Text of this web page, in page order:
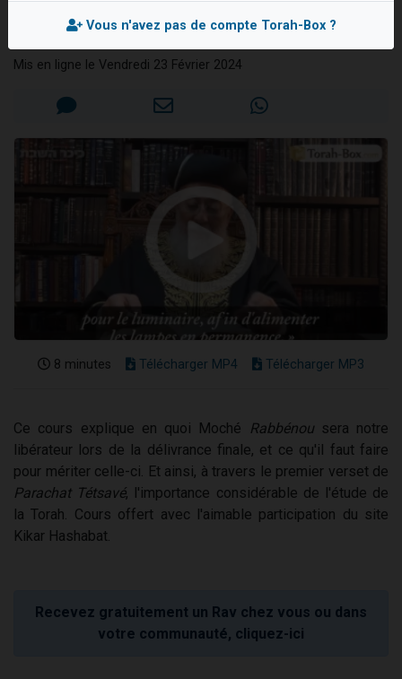
Il reste 49 places pour étudier en groupe sur Zoom
12 nouvelles musiques dans Torah-Box Music
Rav Chlomo AMAR
Mis en ligne le Vendredi 23 Février 2024
8 minutes Télécharger MP4 Télécharger MP3
Ce cours explique en quoi Moché Rabbénousera notre
libérateur lors de la délivrance finale, et ce qu'il faut faire
pour mériter celle-ci. Et ainsi, à travers le premier verset de
Parachat Tétsavé, l'importance considérable de l'étude de
la Torah. Cours offert avec l'aimable participation du site
Kikar Hashabat.
Recevez gratuitement un Rav chez vous ou dans
votre communauté, cliquez-ici
Vous n'avez pas de compte Torah-Box ?